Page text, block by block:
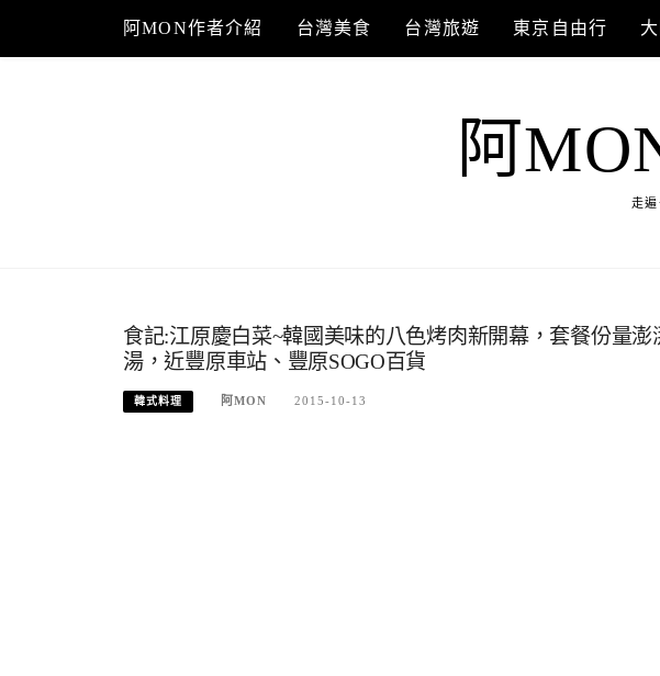
content
阿MON作者介紹 台灣美食 台灣旅遊 東京自由行
阿
走
食記:江原慶白菜~韓國美味的八色烤肉新開幕，套餐份量
湯，近豐原車站、豐原SOGO百貨
韓式料理 阿MON 2015-10-13